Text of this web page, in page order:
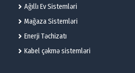
Ağıllı Ev Sistemləri
Mağaza Sistemləri
Enerji Təchizatı
Kabel çəkmə sistemləri